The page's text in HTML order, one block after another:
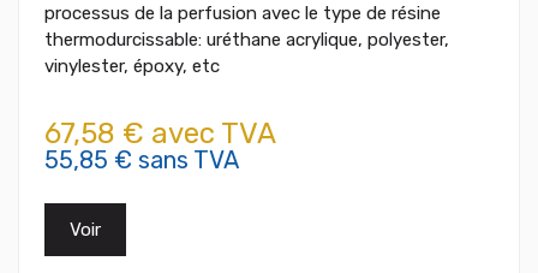
processus de la perfusion avec le type de résine
thermodurcissable: uréthane acrylique, polyester,
vinylester, époxy, etc
67,58 € avec TVA
55,85 € sans TVA
Voir